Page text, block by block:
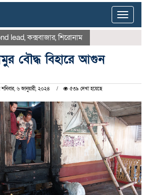
Toggle
lead,কক্সবাজার,শিরোনাম
বৌদ্ধ বিহারে আগুন
৬ জানুয়ারী, ২০২৪ ৫৩৯ দেখা হয়েছে